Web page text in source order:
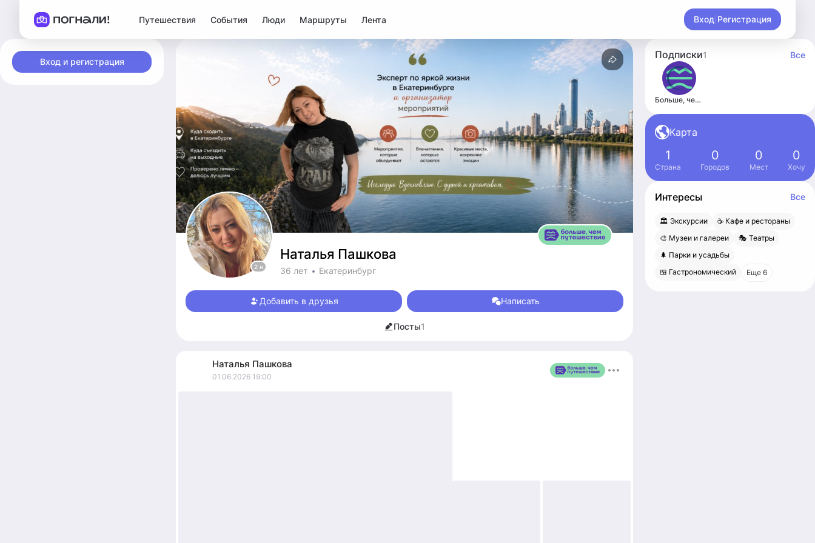
Путешествия События Люди Маршруты Лента Вход Регистрация
Вход и регистрация
2 н
Наталья Пашкова
36 лет Екатеринбург
Добавить в друзья Написать
Посты1
Наталья Пашкова
01.06.2026 19:00
Подписки1 Все
Больше, чем путешествие
Карта
1
Страна
0
Городов
0
Мест
0
Хочу
Интересы Все
🏛 Экскурсии
☕️ Кафе и рестораны
🎨 Музеи и галереи
🎭 Театры
🌲 Парки и усадьбы
🍱 Гастрономический
Еще 6